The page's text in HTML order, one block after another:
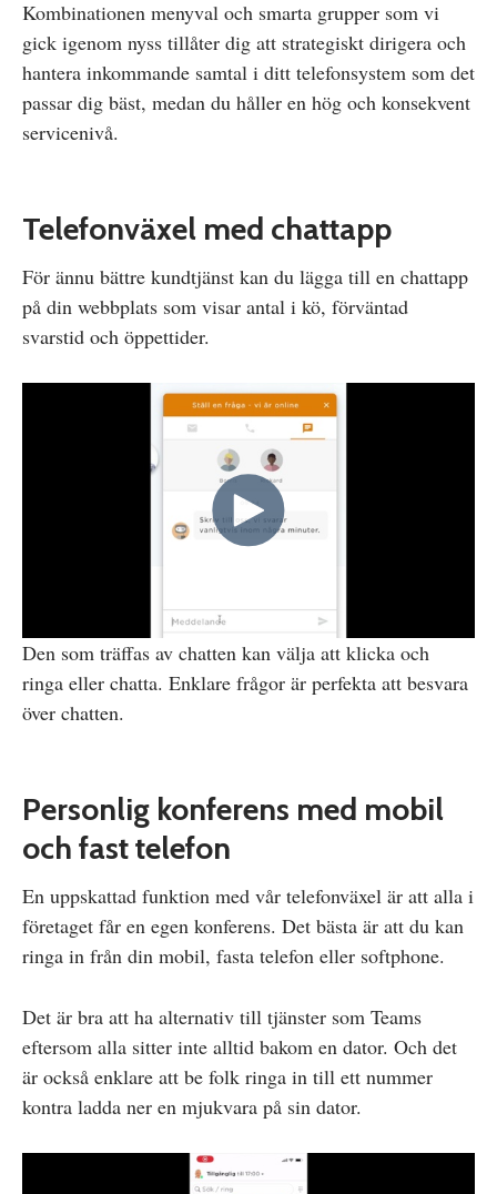
Kombinationen menyval och smarta grupper som vi
gick igenom nyss tillåter dig att strategiskt dirigera och
hantera inkommande samtal i ditt telefonsystem som det
passar dig bäst, medan du håller en hög och konsekvent
servicenivå.
Telefonväxel med chattapp
För ännu bättre kundtjänst kan du lägga till en chattapp
på din webbplats som visar antal i kö, förväntad
svarstid och öppettider.
Den som träffas av chatten kan välja att klicka och
ringa eller chatta. Enklare frågor är perfekta att besvara
över chatten.
Personlig konferens med mobil
och fast telefon
En uppskattad funktion med vår telefonväxel är att alla i
företaget får en egen konferens. Det bästa är att du kan
ringa in från din mobil, fasta telefon eller softphone.
Det är bra att ha alternativ till tjänster som Teams
eftersom alla sitter inte alltid bakom en dator. Och det
är också enklare att be folk ringa in till ett nummer
kontra ladda ner en mjukvara på sin dator.